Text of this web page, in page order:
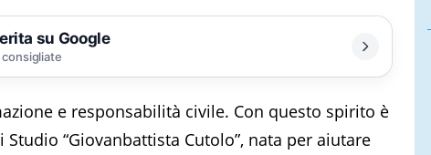
su Google
e responsabilità civile. Con questo spirito è
“Giovanbattista Cutolo”, nata per aiutare